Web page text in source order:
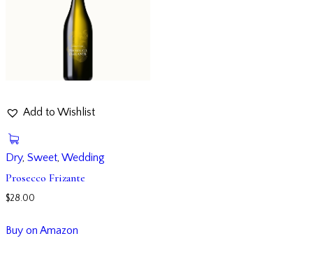
Add to Wishlist
Dry, Sweet, Wedding
Prosecco Frizante
$28.00
Buy on Amazon